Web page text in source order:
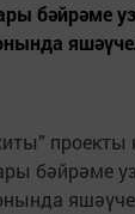
бәйрәме
бәйрәме